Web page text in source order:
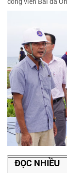
ĐỌC NHIỀU